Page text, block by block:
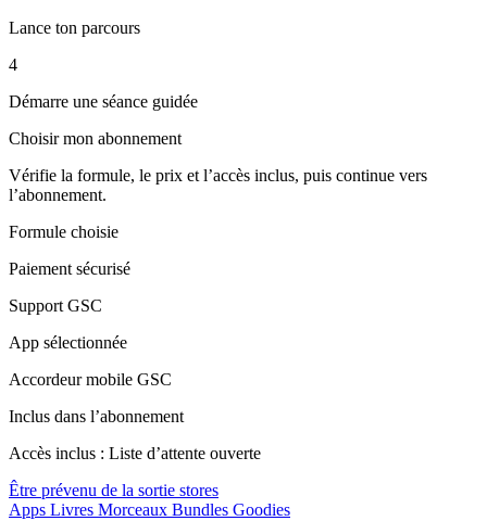
Lance ton parcours
4
Démarre une séance guidée
Choisir mon abonnement
Vérifie la formule, le prix et l’accès inclus, puis continue vers
l’abonnement.
Formule choisie
Paiement sécurisé
Support GSC
App sélectionnée
Accordeur mobile GSC
Inclus dans l’abonnement
Accès inclus : Liste d’attente ouverte
Être prévenu de la sortie stores
Apps Livres Morceaux Bundles Goodies